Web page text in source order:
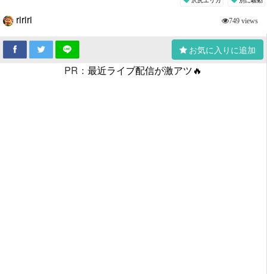
ririri 749 views
お気に入りに追加
PR： 最近ライブ配信が激アツ🔥